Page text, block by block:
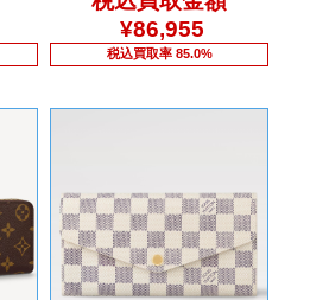
¥86,955
税込買取率 85.0%